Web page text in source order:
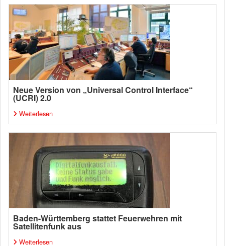
Neue Version von „Universal Control Interface“
(UCRI) 2.0
Weiterlesen
Baden-Württemberg stattet Feuerwehren mit
Satellitenfunk aus
Weiterlesen